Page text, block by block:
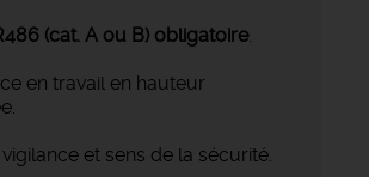
(cat. A ou B) obligatoire.
en travail en hauteur
et sens de la sécurité.